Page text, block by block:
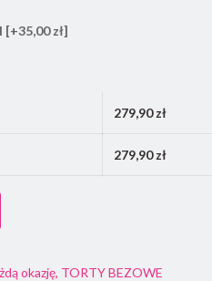
[+35,00 zł]
279,90zł
279,90zł
okazję, TORTY BEZOWE